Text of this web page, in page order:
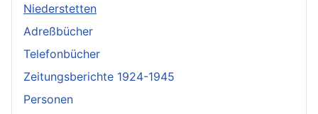
Niederstetten
Adreßbücher
Telefonbücher
Zeitungsberichte 1924-1945
Personen